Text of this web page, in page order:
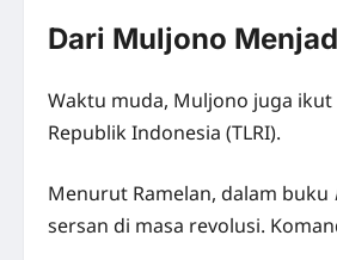
Dari Muljono
Waktu muda, Muljono juga
Republik Indonesia (TLRI).
Menurut Ramelan, dalam buku
sersan di masa revolusi.